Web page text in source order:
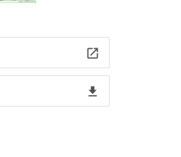
launch
file_download